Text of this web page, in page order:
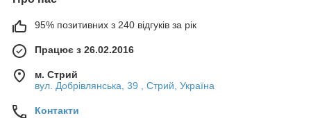
нагрівається та випромінює тепло в
приміщення. Для запуску пічки потрібно
покласти дрова у топку та підпалити їх. Дим та
гар піднімаються по димоходу та виходять з
лазні, а каміння нагрівається та передає тепло
в приміщення.
Однією з переваг пічки для лазні на дровах є її
ефективність та надійність. Вона може зберігати
95% позитивних з 240 відгуків за рік
Працює з 26.02.2016
м. Стрий
вул. Добрівлянська, 39 , Стрий, Україна
Контакти